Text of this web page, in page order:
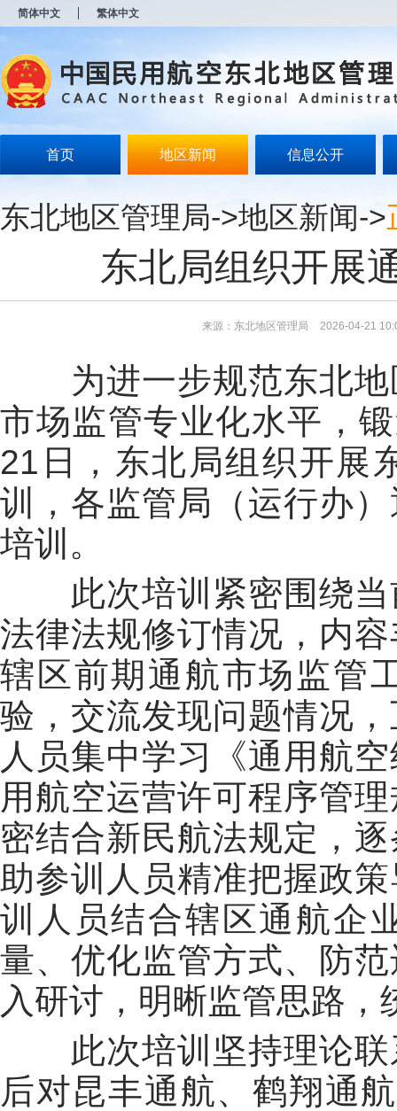
简体中文 繁体中文
首页 地区新闻 信息公开
东北地区管理局->地区新闻->
东北局组织开展
来源：东北地区管理局 2026-04-21
为进一步规范东北地
市场监管专业化水平，
21日，东北局组织开展
训，各监管局（运行办
培训。
此次培训紧密围绕当
法律法规修订情况，内
辖区前期通航市场监管
验，交流发现问题情况
人员集中学习《通用航
用航空运营许可程序管
密结合新民航法规定，
助参训人员精准把握政
训人员结合辖区通航企
量、优化监管方式、防
入研讨，明晰监管思路
此次培训坚持理论联
后对昆丰通航、鹤翔通
开
无
障
说
Alt
加